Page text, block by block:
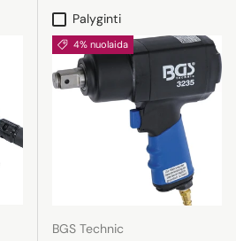
Palyginti
4% nuolaida
BGS Technic